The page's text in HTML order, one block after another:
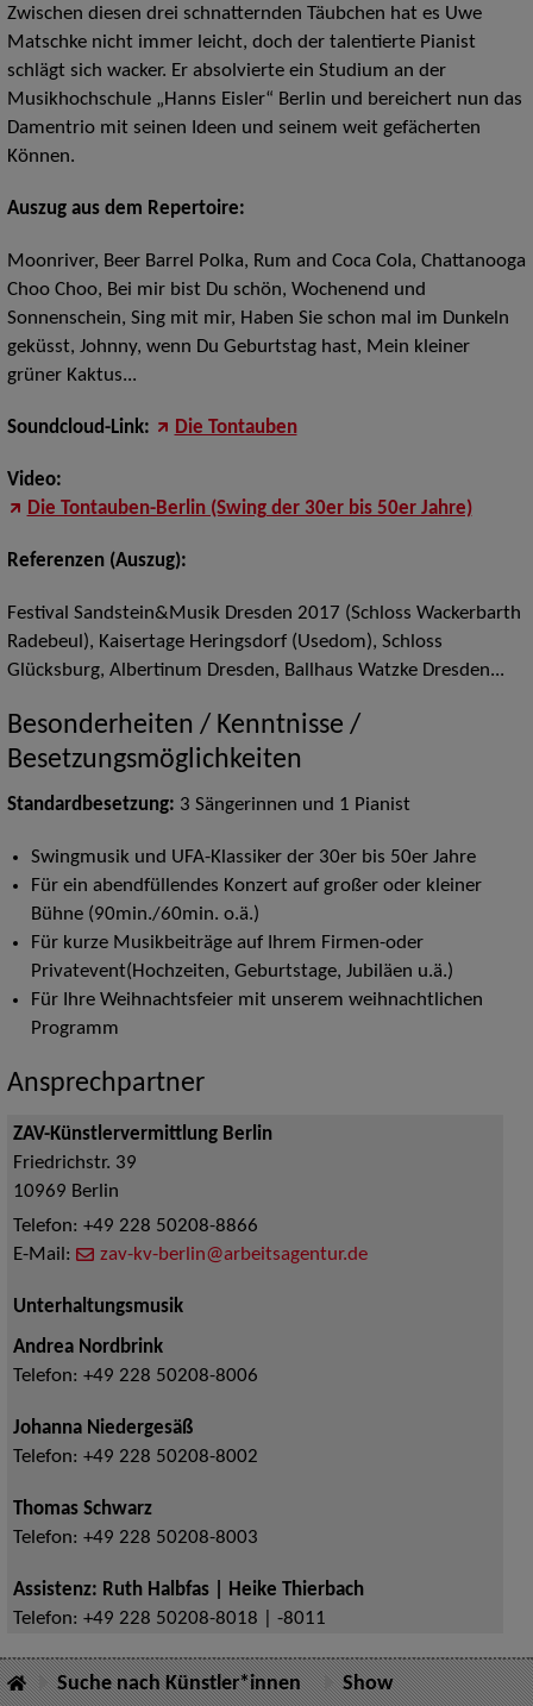
Zwischen diesen drei schnatternden Täubchen hat es Uwe
Matschke nicht immer leicht, doch der talentierte Pianist
schlägt sich wacker. Er absolvierte ein Studium an der
Musikhochschule „Hanns Eisler“ Berlin und bereichert nun das
Damentrio mit seinen Ideen und seinem weit gefächerten
Können.
Auszug aus dem Repertoire:
Moonriver, Beer Barrel Polka, Rum and Coca Cola, Chattanooga
Choo Choo, Bei mir bist Du schön, Wochenend und
Sonnenschein, Sing mit mir, Haben Sie schon mal im Dunkeln
geküsst, Johnny, wenn Du Geburtstag hast, Mein kleiner
grüner Kaktus...
Soundcloud-Link: Die Tontauben
Video:
Die Tontauben-Berlin (Swing der 30er bis 50er Jahre)
Referenzen (Auszug):
Festival Sandstein&Musik Dresden 2017 (Schloss Wackerbarth
Radebeul), Kaisertage Heringsdorf (Usedom), Schloss
Glücksburg, Albertinum Dresden, Ballhaus Watzke Dresden...
Besonderheiten / Kenntnisse /
Besetzungsmöglichkeiten
Standardbesetzung: 3 Sängerinnen und 1 Pianist
Swingmusik und UFA-Klassiker der 30er bis 50er Jahre
Für ein abendfüllendes Konzert auf großer oder kleiner
Bühne (90min./60min. o.ä.)
Für kurze Musikbeiträge auf Ihrem Firmen-oder
Privatevent(Hochzeiten, Geburtstage, Jubiläen u.ä.)
Für Ihre Weihnachtsfeier mit unserem weihnachtlichen
Programm
Ansprechpartner
ZAV-Künstlervermittlung Berlin
Friedrichstr. 39
10969 Berlin
Telefon: +49 228 50208-8866
E-Mail:
zav-kv-berlin@arbeitsagentur.de
Unterhaltungsmusik
Andrea Nordbrink
Telefon: +49 228 50208-8006
Johanna Niedergesäß
Telefon: +49 228 50208-8002
Thomas Schwarz
Telefon: +49 228 50208-8003
Assistenz: Ruth Halbfas | Heike Thierbach
Telefon: +49 228 50208-8018 | -8011
Suche nach Künstler*innen Show